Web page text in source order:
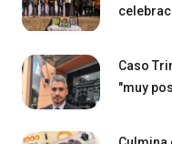
Caso
"muy